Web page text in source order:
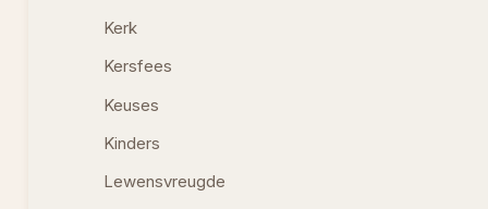
Kerk
Kersfees
Keuses
Kinders
Lewensvreugde